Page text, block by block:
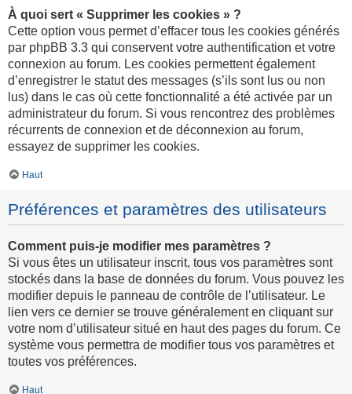
À quoi sert « Supprimer les cookies » ?
Cette option vous permet d’effacer tous les cookies générés
par phpBB 3.3 qui conservent votre authentification et votre
connexion au forum. Les cookies permettent également
d’enregistrer le statut des messages (s’ils sont lus ou non
lus) dans le cas où cette fonctionnalité a été activée par un
administrateur du forum. Si vous rencontrez des problèmes
récurrents de connexion et de déconnexion au forum,
essayez de supprimer les cookies.
Haut
Préférences et paramètres des utilisateurs
Comment puis-je modifier mes paramètres ?
Si vous êtes un utilisateur inscrit, tous vos paramètres sont
stockés dans la base de données du forum. Vous pouvez les
modifier depuis le panneau de contrôle de l’utilisateur. Le
lien vers ce dernier se trouve généralement en cliquant sur
votre nom d’utilisateur situé en haut des pages du forum. Ce
système vous permettra de modifier tous vos paramètres et
toutes vos préférences.
Haut